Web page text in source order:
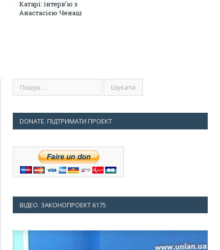
Катарі: інтерв’ю з
Анастасією Чeнaш
DONATE. ПІДТРИМАТИ ПРОЕКТ
ВІДЕО. ЗАКОНОПРОЕКТ 6175